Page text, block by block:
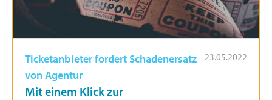
23.05.2022
Ticketanbieter fordert Schadenersatz
von Agentur
Mit einem Klick zur